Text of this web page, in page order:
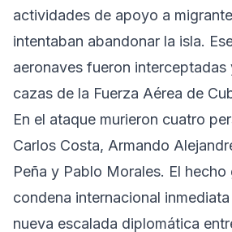
actividades de apoyo a
intentaban abandonar la isla.
aeronaves fueron
cazas de la Fuerza Aérea de
En el ataque murieron cuatro
Carlos Costa, Armando
Peña y Pablo Morales. El hecho
condena internacional
nueva escalada diplomática